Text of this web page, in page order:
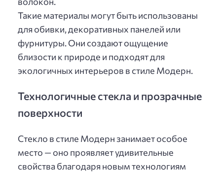
Такие материалы могут быть использованы
для обивки, декоративных панелей или
фурнитуры. Они создают ощущение
близости к природе и подходят для
экологичных интерьеров в стиле Модерн.
Технологичные стекла и прозрачные
поверхности
Стекло в стиле Модерн занимает особое
место — оно проявляет удивительные
свойства благодаря новым технологиям